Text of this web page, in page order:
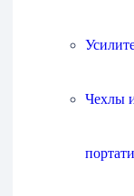
Чехлы